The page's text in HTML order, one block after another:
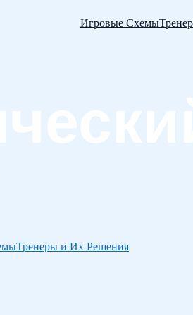
Игровые Схемы
Тренеры и Их Решения